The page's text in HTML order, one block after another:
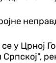
у Црној